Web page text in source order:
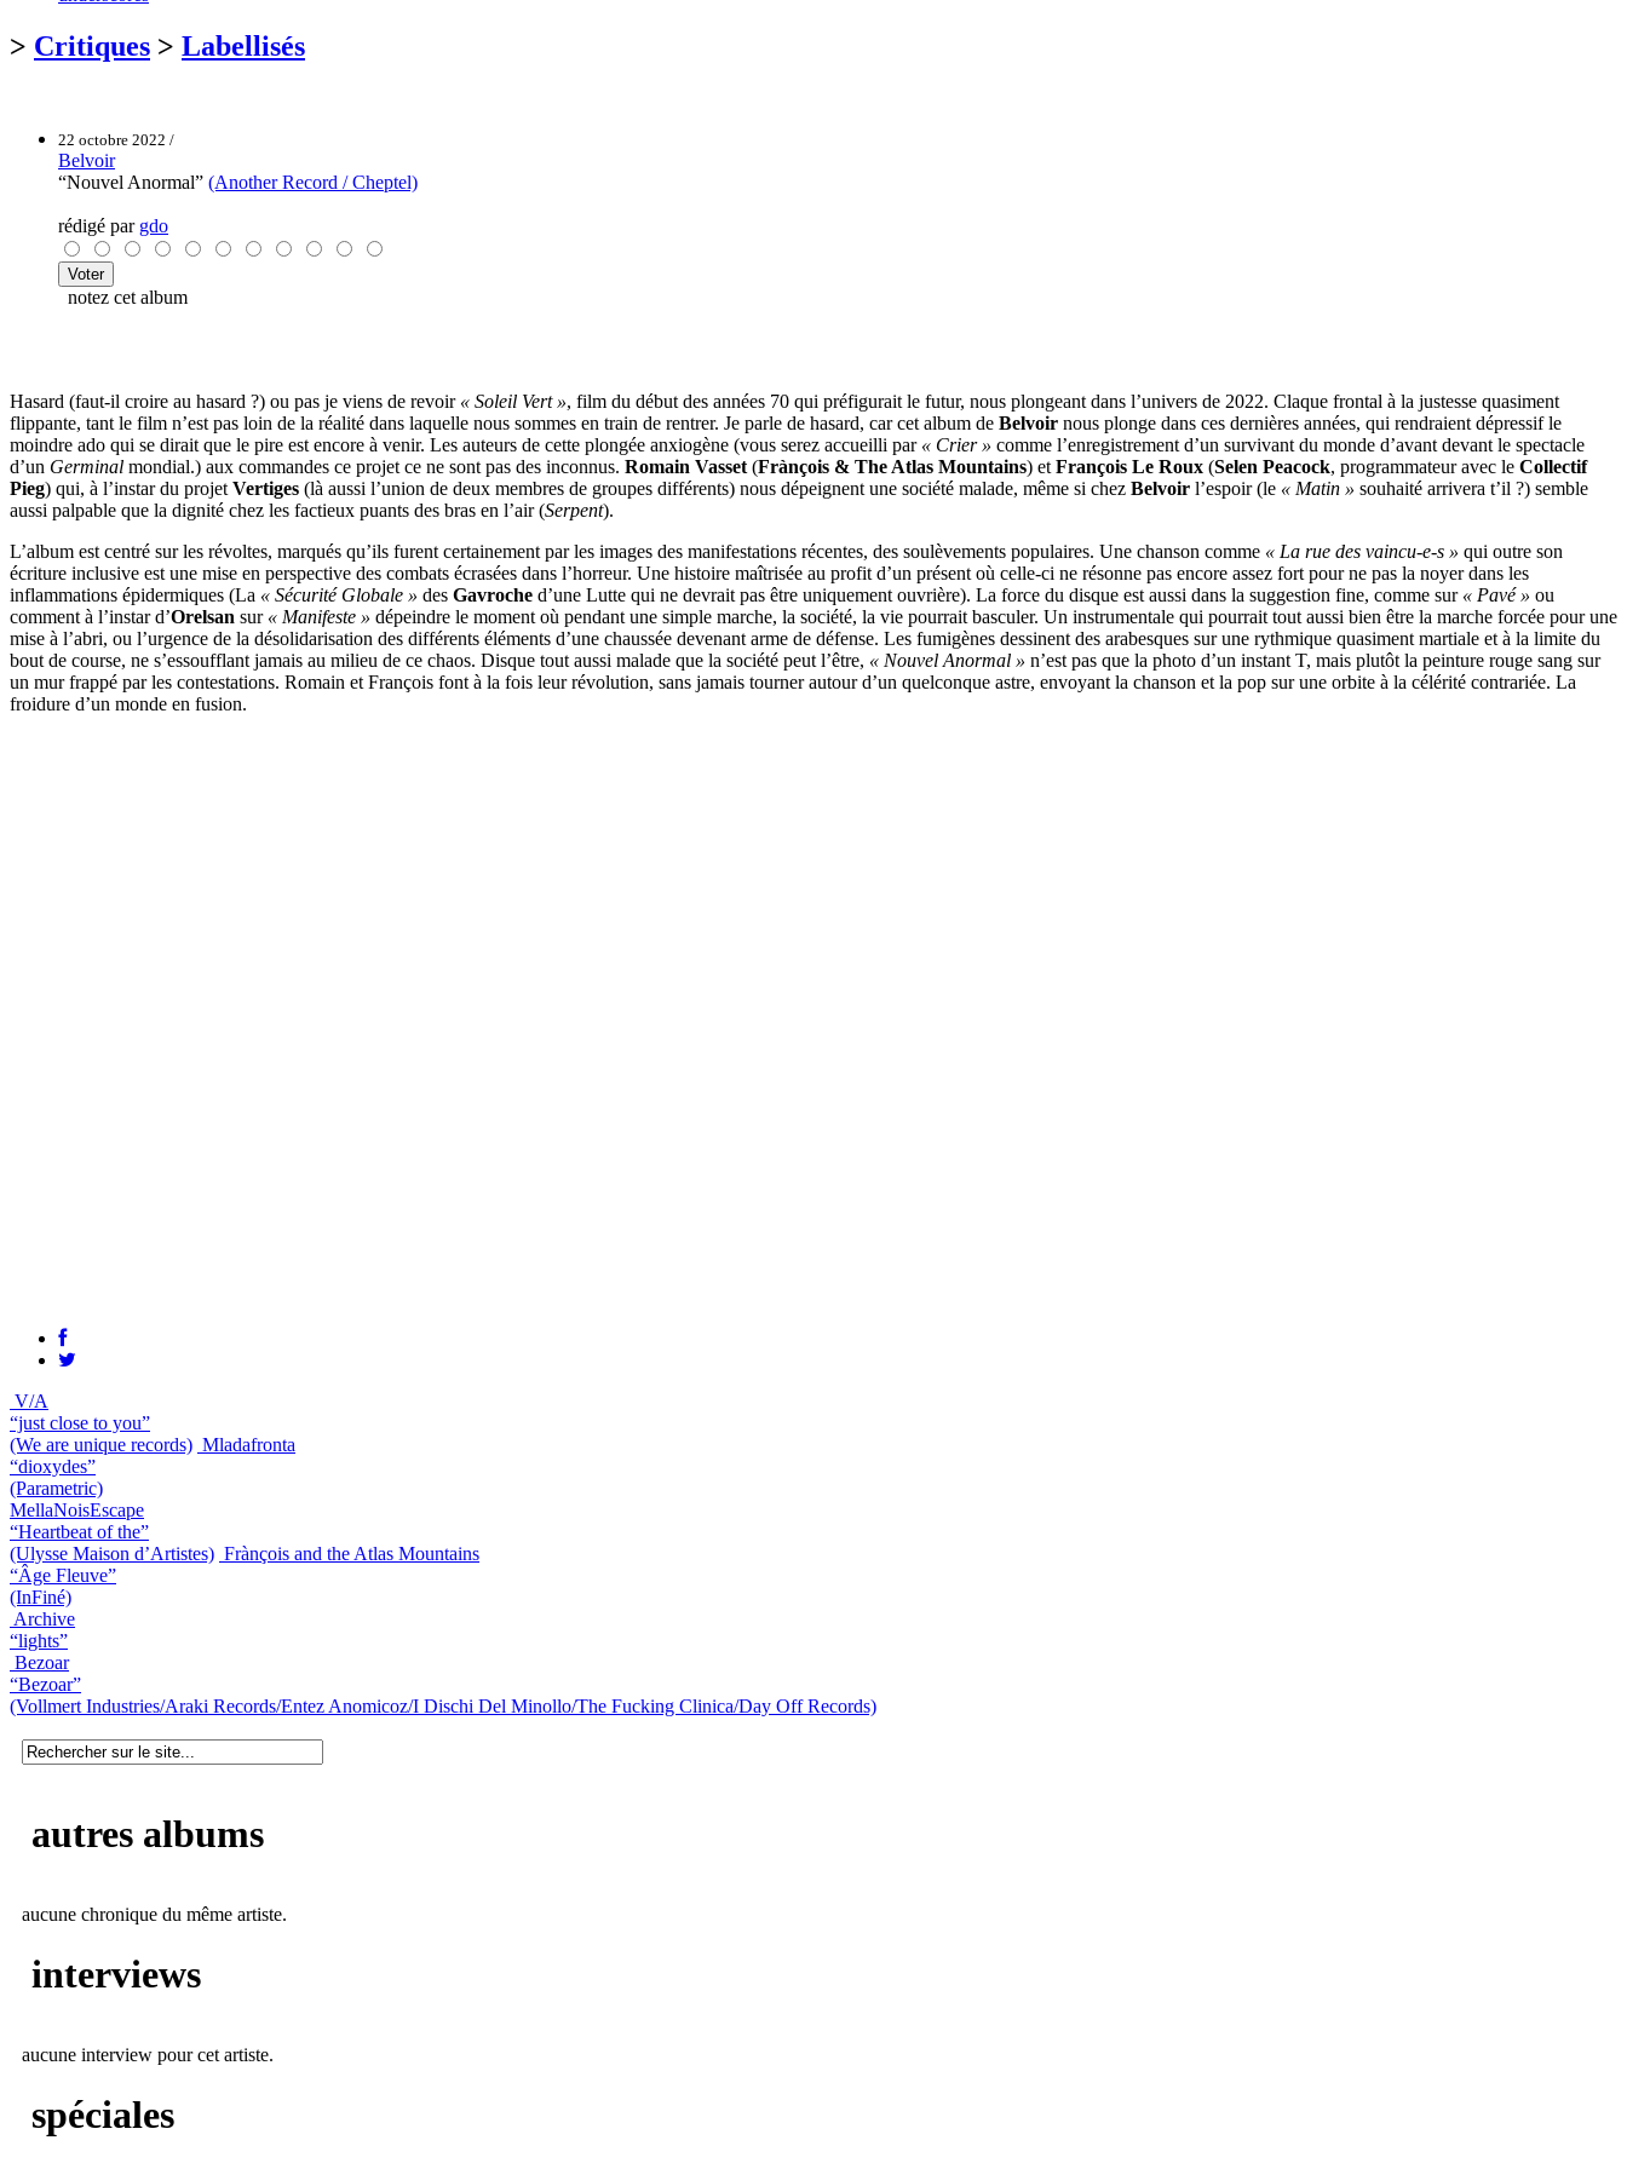
> Critiques > Labellisés
22 octobre 2022 /
Belvoir
“Nouvel Anormal” (Another Record / Cheptel)
rédigé par gdo
notez cet album
Hasard (faut-il croire au hasard ?) ou pas je viens de revoir « Soleil Vert », film du début des années 70 qui préfigurait le futur, nous plongeant dans l’univers de 2022. Claque frontal à la justesse quasiment
flippante, tant le film n’est pas loin de la réalité dans laquelle nous sommes en train de rentrer. Je parle de hasard, car cet album de Belvoir nous plonge dans ces dernières années, qui rendraient dépressif le
moindre ado qui se dirait que le pire est encore à venir. Les auteurs de cette plongée anxiogène (vous serez accueilli par « Crier » comme l’enregistrement d’un survivant du monde d’avant devant le spectacle
d’un Germinal mondial.) aux commandes ce projet ce ne sont pas des inconnus. Romain Vasset (Frànçois & The Atlas Mountains) et François Le Roux (Selen Peacock, programmateur avec le Collectif
Pieg) qui, à l’instar du projet Vertiges (là aussi l’union de deux membres de groupes différents) nous dépeignent une société malade, même si chez Belvoir l’espoir (le « Matin » souhaité arrivera t’il ?) semble
aussi palpable que la dignité chez les factieux puants des bras en l’air (Serpent).
L’album est centré sur les révoltes, marqués qu’ils furent certainement par les images des manifestations récentes, des soulèvements populaires. Une chanson comme « La rue des vaincu-e-s » qui outre son
écriture inclusive est une mise en perspective des combats écrasées dans l’horreur. Une histoire maîtrisée au profit d’un présent où celle-ci ne résonne pas encore assez fort pour ne pas la noyer dans les
inflammations épidermiques (La « Sécurité Globale » des Gavroche d’une Lutte qui ne devrait pas être uniquement ouvrière). La force du disque est aussi dans la suggestion fine, comme sur « Pavé » ou
comment à l’instar d’Orelsan sur « Manifeste » dépeindre le moment où pendant une simple marche, la société, la vie pourrait basculer. Un instrumentale qui pourrait tout aussi bien être la marche forcée pour une
mise à l’abri, ou l’urgence de la désolidarisation des différents éléments d’une chaussée devenant arme de défense. Les fumigènes dessinent des arabesques sur une rythmique quasiment martiale et à la limite du
bout de course, ne s’essoufflant jamais au milieu de ce chaos. Disque tout aussi malade que la société peut l’être, « Nouvel Anormal » n’est pas que la photo d’un instant T, mais plutôt la peinture rouge sang sur
un mur frappé par les contestations. Romain et François font à la fois leur révolution, sans jamais tourner autour d’un quelconque astre, envoyant la chanson et la pop sur une orbite à la célérité contrariée. La
froidure d’un monde en fusion.
V/A
“just close to you”
(We are unique records) Mladafronta
“dioxydes”
(Parametric)
MellaNoisEscape
“Heartbeat of the”
(Ulysse Maison d’Artistes) Frànçois and the Atlas Mountains
“Âge Fleuve”
(InFiné)
Archive
“lights”
Bezoar
“Bezoar”
(Vollmert Industries/Araki Records/Entez Anomicoz/I Dischi Del Minollo/The Fucking Clinica/Day Off Records)
autres albums
aucune chronique du même artiste.
interviews
aucune interview pour cet artiste.
spéciales